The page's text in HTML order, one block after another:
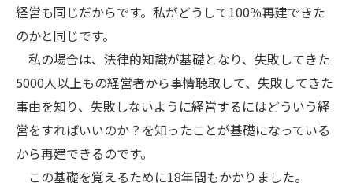
経営も同じだからです。私がどうして100％再建できた
のかと同じです。
私の場合は、法律的知識が基礎となり、失敗してきた
5000人以上もの経営者から事情聴取して、失敗してきた
事由を知り、失敗しないように経営するにはどういう経
営をすればいいのか？を知ったことが基礎になっている
から再建できるのです。
この基礎を覚えるために18年間もかかりました。